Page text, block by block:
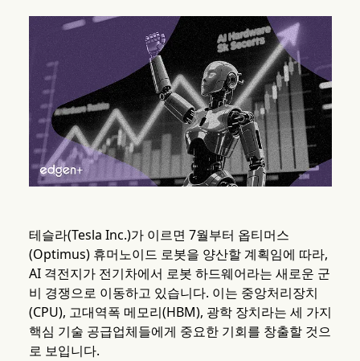
테슬라(Tesla Inc.)가 이르면 7월부터 옵티머스
(Optimus) 휴머노이드 로봇을 양산할 계획임에 따라,
AI 격전지가 전기차에서 로봇 하드웨어라는 새로운 군
비 경쟁으로 이동하고 있습니다. 이는 중앙처리장치
(CPU), 고대역폭 메모리(HBM), 광학 장치라는 세 가지
핵심 기술 공급업체들에게 중요한 기회를 창출할 것으
로 보입니다.